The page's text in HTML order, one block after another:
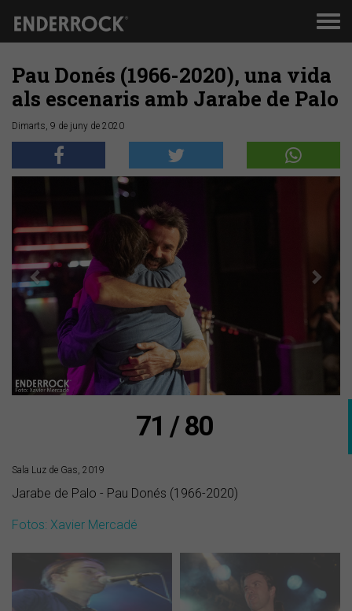
Pau Donés (1966-2020), una vida
als escenaris amb Jarabe de Palo
Dimarts, 9 de juny de 2020
Anterior
71 / 80
Sala Luz de Gas, 2019
Jarabe de Palo - Pau Donés (1966-2020)
Fotos: Xavier Mercadé